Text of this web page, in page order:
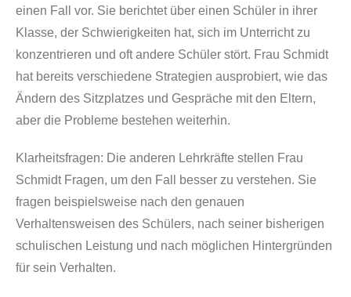
einen Fall vor. Sie berichtet über einen Schüler in ihrer
Klasse, der Schwierigkeiten hat, sich im Unterricht zu
konzentrieren und oft andere Schüler stört. Frau Schmidt
hat bereits verschiedene Strategien ausprobiert, wie das
Ändern des Sitzplatzes und Gespräche mit den Eltern,
aber die Probleme bestehen weiterhin.
Klarheitsfragen: Die anderen Lehrkräfte stellen Frau
Schmidt Fragen, um den Fall besser zu verstehen. Sie
fragen beispielsweise nach den genauen
Verhaltensweisen des Schülers, nach seiner bisherigen
schulischen Leistung und nach möglichen Hintergründen
für sein Verhalten.